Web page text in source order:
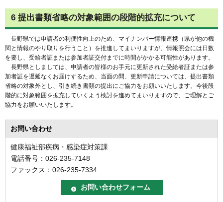
6 提出書類省略の対象範囲の段階的拡充について
長野県では申請者の利便性向上のため、マイナンバー情報連携（県が他の機
関と情報のやり取りを行うこと）を推進してまいりますが、情報照会には日数
を要し、受給者証または参加者証交付までに時間がかかる可能性があります。
長野県としましては、申請者の皆様のお手元に更新された受給者証または参
加者証を遅延なくお届けするため、当面の間、更新申請については、提出書類
省略の対象外とし、引き続き書類の提出にご協力をお願いいたします。今後段
階的に対象範囲を拡充していくよう検討を進めてまいりますので、ご理解とご
協力をお願いいたします。
お問い合わせ
健康福祉部疾病・感染症対策課
電話番号：026-235-7148
ファックス：026-235-7334